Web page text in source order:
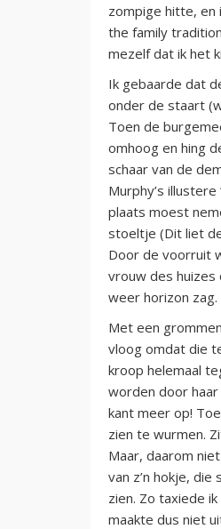
zompige hitte, en
the family
mezelf dat ik het
Ik gebaarde dat
onder de staart
Toen de
omhoog en hing
schaar van de
Murphy’s
plaats moest
stoeltje (Dit liet
Door de voorruit
vrouw des huizes
weer horizon
Met een
vloog omdat die
kroop helemaal
worden door
kant meer op!
zien te wurmen.
Maar, daarom
van z’n hokje,
zien. Zo taxiede
maakte dus niet